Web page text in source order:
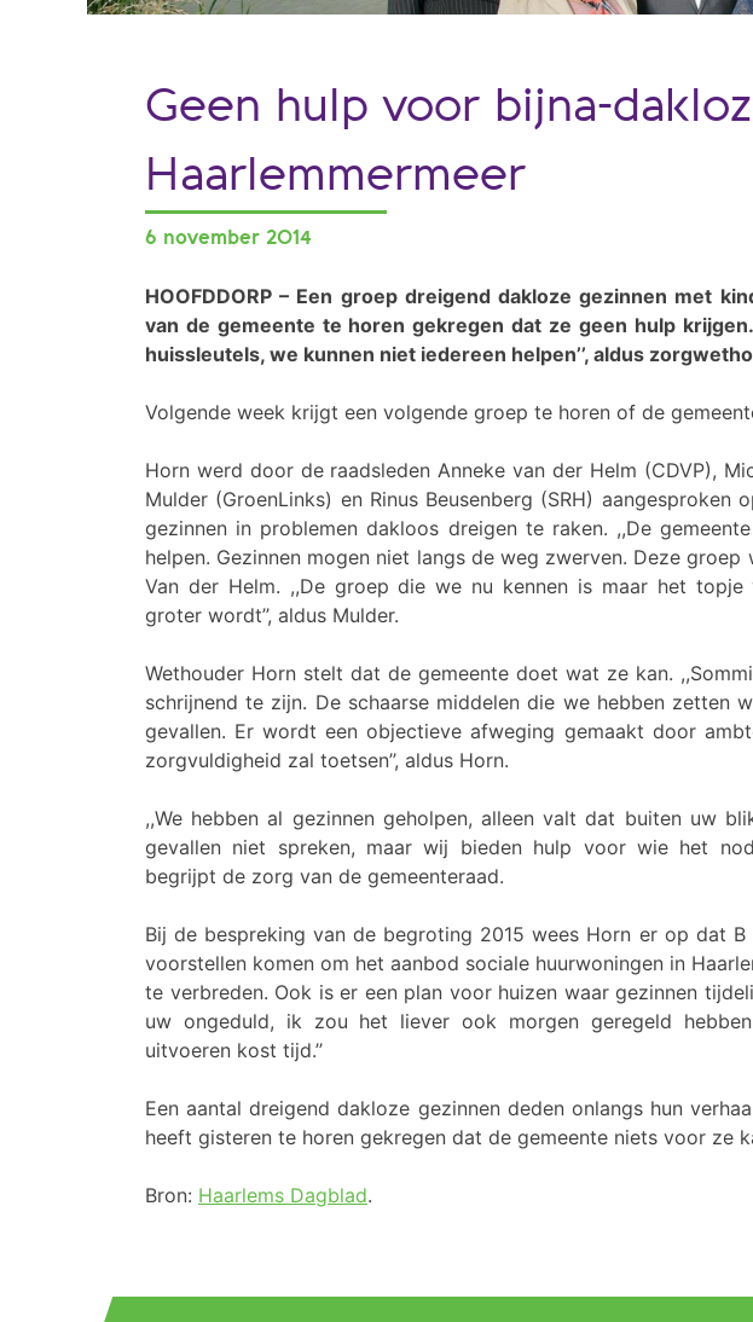
Geen hulp voor bijna-
Haarlemmermeer
6 november 2014
HOOFDDORP – Een groep dreigend dakloze gezinnen met
van de gemeente te horen gekregen dat ze geen hulp
huissleutels, we kunnen niet iedereen helpen’’, aldus
Volgende week krijgt een volgende groep te horen of de
Horn werd door de raadsleden Anneke van der Helm (CDVP),
Mulder (GroenLinks) en Rinus Beusenberg (SRH)
gezinnen in problemen dakloos dreigen te raken. ,,De
helpen. Gezinnen mogen niet langs de weg zwerven. Deze groep
Van der Helm. ,,De groep die we nu kennen is maar het
groter wordt’’, aldus Mulder.
Wethouder Horn stelt dat de gemeente doet wat ze kan.
schrijnend te zijn. De schaarse middelen die we hebben zetten
gevallen. Er wordt een objectieve afweging gemaakt door
zorgvuldigheid zal toetsen’’, aldus Horn.
,,We hebben al gezinnen geholpen, alleen valt dat buiten uw
gevallen niet spreken, maar wij bieden hulp voor wie het
begrijpt de zorg van de gemeenteraad.
Bij de bespreking van de begroting 2015 wees Horn er op dat
voorstellen komen om het aanbod sociale huurwoningen in
te verbreden. Ook is er een plan voor huizen waar gezinnen
uw ongeduld, ik zou het liever ook morgen geregeld
uitvoeren kost tijd.’’
Een aantal dreigend dakloze gezinnen deden onlangs hun
heeft gisteren te horen gekregen dat de gemeente niets voor ze
Bron: Haarlems Dagblad.